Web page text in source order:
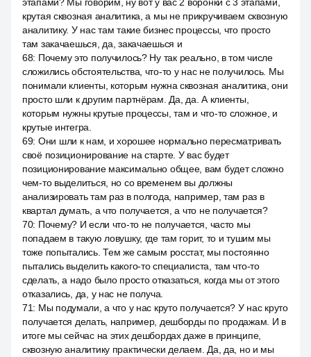
крутая сквозная аналитика, а мы не прикручиваем сквозную
аналитику. У нас там такие бизнес процессы, что просто
там закачаешься, да, закачаешься и
68: Почему это получилось? Ну так реально, в том числе
сложились обстоятельства, что-то у нас не получилось. Мы
понимали клиенты, которым нужна сквозная аналитика, они
просто шли к другим партнёрам. Да, да. А клиенты,
которым нужны крутые процессы, там и что-то сложное, и
крутые интегра.
69: Они шли к нам, и хорошее нормально пересматривать
своё позиционирование на старте. У вас будет
позиционирование максимально общее, вам будет сложно
чем-то выделиться, но со временем вы должны
анализировать там раз в полгода, например, там раз в
квартал думать, а что получается, а что не получается?
70: Почему? И если что-то не получается, часто мы
попадаем в такую ловушку, где там горит, то и тушим мы
тоже попытались. Тем же самым росстат, мы постоянно
пытались выделить какого-то специалиста, там что-то
сделать, а надо было просто отказаться, когда мы от этого
отказались, да, у нас не получа.
71: Мы подумали, а что у нас круто получается? У нас круто
получается делать, например, дешборды по продажам. И в
итоге мы сейчас на этих дешбордах даже в принципе,
сквозную аналитику практически делаем. Да, да, но и мы